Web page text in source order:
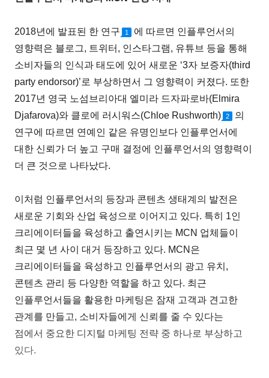
2018년에 발표된 한 연구 1
에 따르면 인플루언서의
영향력은 블로그, 트위터, 인스타그램, 유튜브 등을 통해
소비자들의 인식과 태도에 있어 새로운 ‘3자 보증자(third
party endorsor)’로 부상하면서 그 영향력이 커졌다. 또한
2017년 영국 노섬브리아대 엘미라 드자파로바(Elmira
Djafarova)와 클로에 러시워스(Chloe Rushworth)
2
의
연구에 따르면 연예인 같은 유명인보다 인플루언서에
대한 신뢰가 더 높고 구매 결정에 인플루언서의 영향력이
더 큰 것으로 나타났다.
이처럼 인플루언서의 등장과 콘텐츠 생태계의 발전은
새로운 기회와 산업 육성으로 이어지고 있다. 특히 1인
크리에이터들을 육성하고 출연시키는 MCN 업체들이
최근 몇 년 사이 대거 등장하고 있다. MCN은
크리에이터들을 육성하고 인플루언서의 광고 유치,
콘텐츠 관리 등 다양한 역할을 하고 있다. 최근
인플루언서들을 활용한 마케팅은 잠재 고객과 견고한
관계를 만들고, 소비자들에게 신뢰를 줄 수 있다는
점에서 중요한 디지털 마케팅 전략 중 하나로 부상하고
있다.